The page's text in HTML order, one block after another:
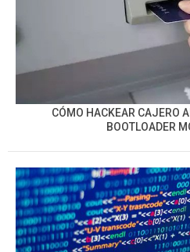
CÓMO HACKEAR CAJERO
BOOTLOADER